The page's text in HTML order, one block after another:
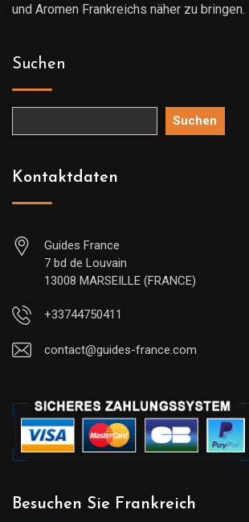
und Aromen Frankreichs näher zu bringen.
Suchen
Suchen
Kontaktdaten
Guides France
7 bd de Louvain
13008 MARSEILLE (FRANCE)
+33744750411
contact@guides-france.com
Besuchen Sie Frankreich